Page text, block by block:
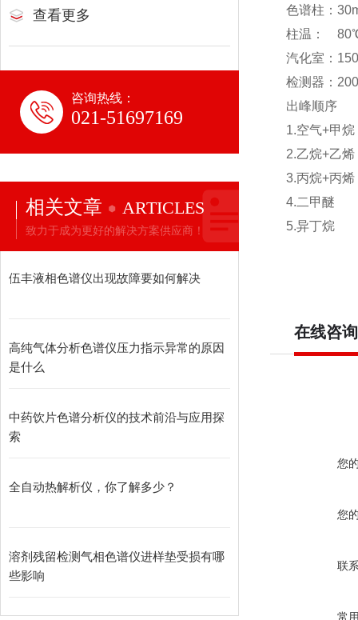
查看更多
咨询热线：
021-51697169
相关文章 ARTICLES
致力于成为更好的解决方案供应商！
伍丰液相色谱仪出现故障要如何解决
高纯气体分析色谱仪压力指示异常的原因
是什么
中药饮片色谱分析仪的技术前沿与应用探
索
全自动热解析仪，你了解多少？
溶剂残留检测气相色谱仪进样垫受损有哪
些影响
色谱柱：
柱温：
汽化室：
检测器：
出峰顺序
1.空气
2.乙烷+
3.丙烷+
4.二甲
5.异丁
在线咨询
您
您
联
常